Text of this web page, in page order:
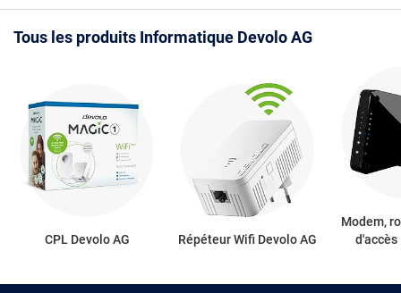
adaptateur)
Tous les produits Informatique Devolo AG
CPL Devolo AG Répéteur Wifi Devolo AG
Modem,
d'accès